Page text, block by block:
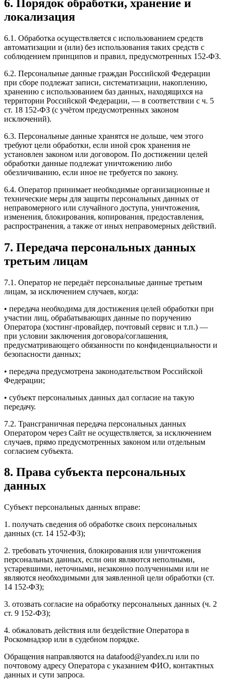
6. Порядок обработки, хранение и
локализация
6.1. Обработка осуществляется с использованием средств
автоматизации и (или) без использования таких средств с
соблюдением принципов и правил, предусмотренных 152-ФЗ.
6.2. Персональные данные граждан Российской Федерации
при сборе подлежат записи, систематизации, накоплению,
хранению с использованием баз данных, находящихся на
территории Российской Федерации, — в соответствии с ч. 5
ст. 18 152-ФЗ (с учётом предусмотренных законом
исключений).
6.3. Персональные данные хранятся не дольше, чем этого
требуют цели обработки, если иной срок хранения не
установлен законом или договором. По достижении целей
обработки данные подлежат уничтожению либо
обезличиванию, если иное не требуется по закону.
6.4. Оператор принимает необходимые организационные и
технические меры для защиты персональных данных от
неправомерного или случайного доступа, уничтожения,
изменения, блокирования, копирования, предоставления,
распространения, а также от иных неправомерных действий.
7. Передача персональных данных
третьим лицам
7.1. Оператор не передаёт персональные данные третьим
лицам, за исключением случаев, когда:
• передача необходима для достижения целей обработки при
участии лиц, обрабатывающих данные по поручению
Оператора (хостинг-провайдер, почтовый сервис и т.п.) —
при условии заключения договора/соглашения,
предусматривающего обязанности по конфиденциальности и
безопасности данных;
• передача предусмотрена законодательством Российской
Федерации;
• субъект персональных данных дал согласие на такую
передачу.
7.2. Трансграничная передача персональных данных
Оператором через Сайт не осуществляется, за исключением
случаев, прямо предусмотренных законом или отдельным
согласием субъекта.
8. Права субъекта персональных
данных
Субъект персональных данных вправе:
1. получать сведения об обработке своих персональных
данных (ст. 14 152-ФЗ);
2. требовать уточнения, блокирования или уничтожения
персональных данных, если они являются неполными,
устаревшими, неточными, незаконно полученными или не
являются необходимыми для заявленной цели обработки (ст.
14 152-ФЗ);
3. отозвать согласие на обработку персональных данных (ч. 2
ст. 9 152-ФЗ);
4. обжаловать действия или бездействие Оператора в
Роскомнадзор или в судебном порядке.
Обращения направляются на datafood@yandex.ru или по
почтовому адресу Оператора с указанием ФИО, контактных
данных и сути запроса.